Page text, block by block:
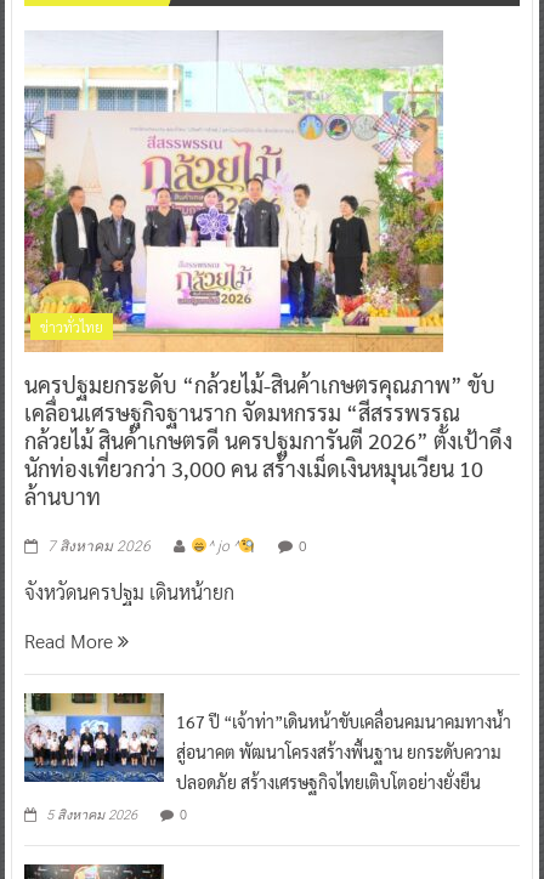
ข่าวทั่วไทย
นครปฐมยกระดับ “กล้วยไม้-สินค้าเกษตรคุณภาพ” ขับ
เคลื่อนเศรษฐกิจฐานราก จัดมหกรรม “สีสรรพรรณ
กล้วยไม้ สินค้าเกษตรดี นครปฐมการันตี 2026” ตั้งเป้าดึง
นักท่องเที่ยวกว่า 3,000 คน สร้างเม็ดเงินหมุนเวียน 10
ล้านบาท
7 สิงหาคม 2026 ^ jo ^ 0
จังหวัดนครปฐม เดินหน้ายก
Read More
167 ปี “เจ้าท่า”เดินหน้าขับเคลื่อนคมนาคมทางน้ำ
สู่อนาคต พัฒนาโครงสร้างพื้นฐาน ยกระดับความ
ปลอดภัย สร้างเศรษฐกิจไทยเติบโตอย่างยั่งยืน
5 สิงหาคม 2026 0